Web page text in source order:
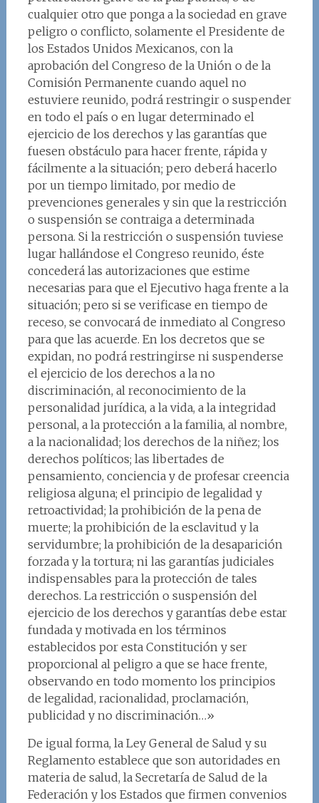
cualquier otro que ponga a la sociedad en grave
peligro o conflicto, solamente el Presidente de
los Estados Unidos Mexicanos, con la
aprobación del Congreso de la Unión o de la
Comisión Permanente cuando aquel no
estuviere reunido, podrá restringir o suspender
en todo el país o en lugar determinado el
ejercicio de los derechos y las garantías que
fuesen obstáculo para hacer frente, rápida y
fácilmente a la situación; pero deberá hacerlo
por un tiempo limitado, por medio de
prevenciones generales y sin que la restricción
o suspensión se contraiga a determinada
persona. Si la restricción o suspensión tuviese
lugar hallándose el Congreso reunido, éste
concederá las autorizaciones que estime
necesarias para que el Ejecutivo haga frente a la
situación; pero si se verificase en tiempo de
receso, se convocará de inmediato al Congreso
para que las acuerde. En los decretos que se
expidan, no podrá restringirse ni suspenderse
el ejercicio de los derechos a la no
discriminación, al reconocimiento de la
personalidad jurídica, a la vida, a la integridad
personal, a la protección a la familia, al nombre,
a la nacionalidad; los derechos de la niñez; los
derechos políticos; las libertades de
pensamiento, conciencia y de profesar creencia
religiosa alguna; el principio de legalidad y
retroactividad; la prohibición de la pena de
muerte; la prohibición de la esclavitud y la
servidumbre; la prohibición de la desaparición
forzada y la tortura; ni las garantías judiciales
indispensables para la protección de tales
derechos. La restricción o suspensión del
ejercicio de los derechos y garantías debe estar
fundada y motivada en los términos
establecidos por esta Constitución y ser
proporcional al peligro a que se hace frente,
observando en todo momento los principios
de legalidad, racionalidad, proclamación,
publicidad y no discriminación…»
De igual forma, la Ley General de Salud y su
Reglamento establece que son autoridades en
materia de salud, la Secretaría de Salud de la
Federación y los Estados que firmen convenios